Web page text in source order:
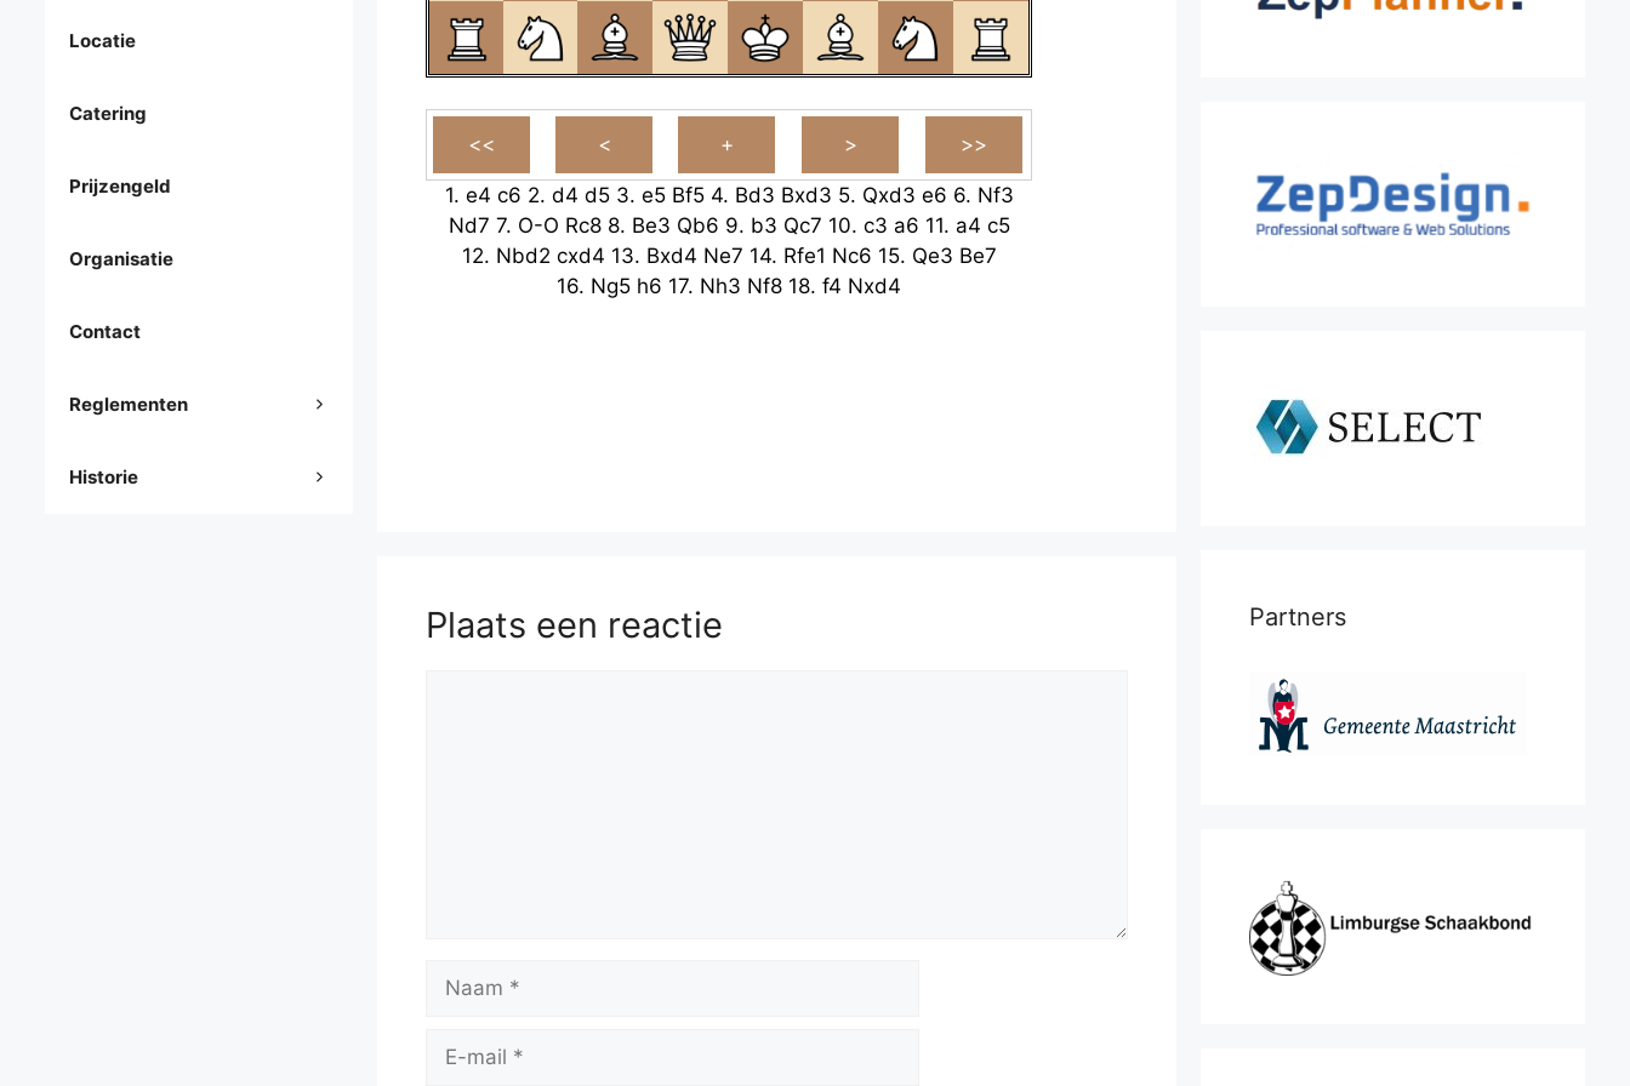
1. e4 c6 2. d4 d5 3. e5 Bf5 4. Bd3 Bxd3 5. Qxd3 e6 6. Nf3
Nd7 7. O-O Rc8 8. Be3 Qb6 9. b3 Qc7 10. c3 a6 11. a4 c5
12. Nbd2 cxd4 13. Bxd4 Ne7 14. Rfe1 Nc6 15. Qe3 Be7
16. Ng5 h6 17. Nh3 Nf8 18. f4 Nxd4
Plaats een reactie
mail
Locatie
Catering
Prijzengeld
Organisatie
Contact
Reglementen
Historie
Partners